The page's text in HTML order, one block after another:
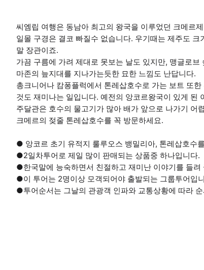
씨엠립 여행은 동남아 최고의 왕국을 이루었던 크메르
일몰 구경은 결코 빠질수 없습니다. 우기때는 제주도
말 장관이죠.
가끔 구름에 가려 제대로 못보는 날도 있지만, 맹글로
마존의 늪지대를 지나가는듯한 묘한 느낌도 난답니다.
총크니어나 캄퐁플럭에서 톤레삽호수로 가는 보트 또
것도 재미나는 일입니다. 예전의 앙코르왕국이 있게 된
주달관은 호수의 물고기가 많아 배가 앞으로 나가기 어
크메르의 젖줄 톤레삽호수를 꼭 방문하세요.
● 앙코르 초기 유적지 룰루오스 뱅밀리아, 톤레삽호수
●2일차투어로 제일 많이 판매되는 상품중 하나입니다.
●한국말에 능숙하면서 친절하고 재미난 이야기를 들
●이 투어는 2명이상 모객되어야 출발되는 그룹투어입
●투어순서는 그날의 관광객 인파와 교통상황에 따라